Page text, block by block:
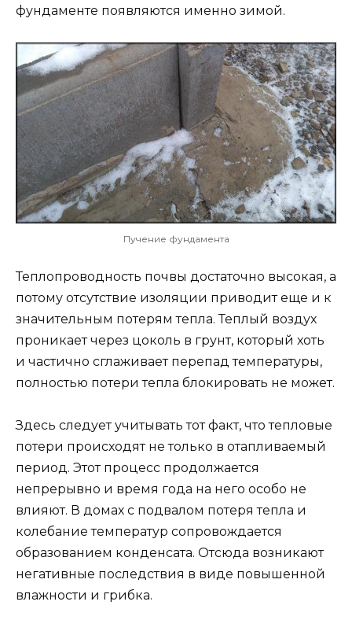
фундаменте появляются именно зимой.
Пучение фундамента
Теплопроводность почвы достаточно высокая, а
потому отсутствие изоляции приводит еще и к
значительным потерям тепла. Теплый воздух
проникает через цоколь в грунт, который хоть
и частично сглаживает перепад температуры,
полностью потери тепла блокировать не может.
Здесь следует учитывать тот факт, что тепловые
потери происходят не только в отапливаемый
период. Этот процесс продолжается
непрерывно и время года на него особо не
влияют. В домах с подвалом потеря тепла и
колебание температур сопровождается
образованием конденсата. Отсюда возникают
негативные последствия в виде повышенной
влажности и грибка.